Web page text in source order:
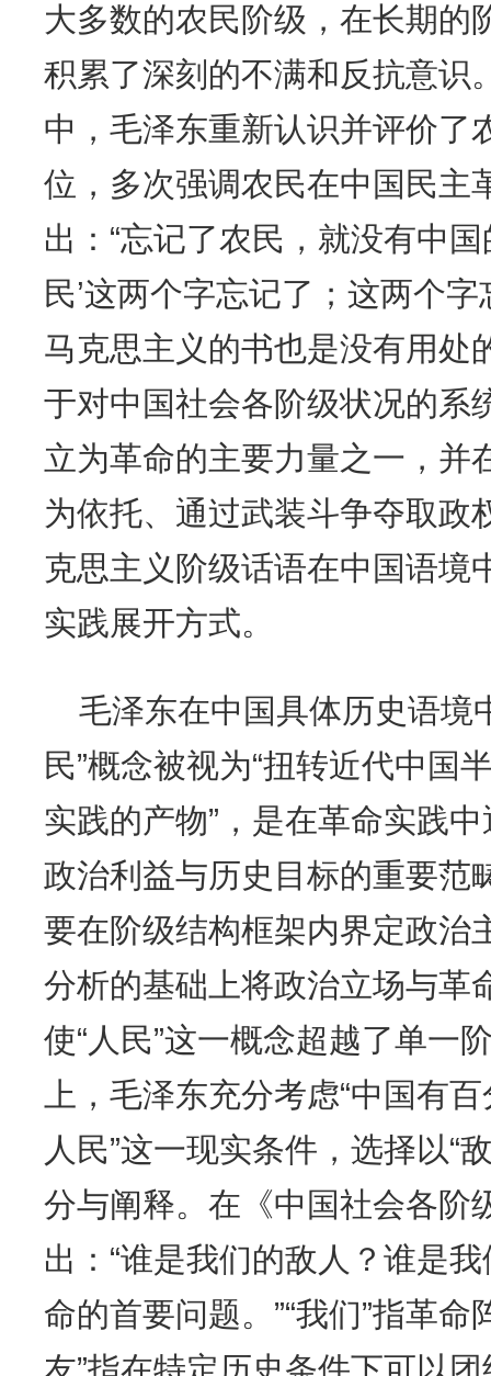
大多数的农民阶级，在长期的
积累了深刻的不满和反抗意识
中，毛泽东重新认识并评价了
位，多次强调农民在中国民主
出：“忘记了农民，就没有中
民’这两个字忘记了；这两个
马克思主义的书也是没有用处
于对中国社会各阶级状况的系
立为革命的主要力量之一，并
为依托、通过武装斗争夺取政
克思主义阶级话语在中国语境
实践展开方式。
毛泽东在中国具体历史语境
民”概念被视为“扭转近代中国
实践的产物”，是在革命实践
政治利益与历史目标的重要范
要在阶级结构框架内界定政治
分析的基础上将政治立场与革
使“人民”这一概念超越了单一
上，毛泽东充分考虑“中国有
人民”这一现实条件，选择以“
分与阐释。在《中国社会各阶
出：“谁是我们的敌人？谁是
命的首要问题。”“我们”指革